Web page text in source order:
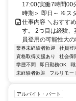
17:00(実働7時間00
時期＞ 即日～ ※ス
仕事内容 ＼おすす
す。 2つ目は経験
員登用の可能性大
業界未経験者歓迎 社員登
資格取得支援あり
社会保
学歴不問
即日勤務OK
未経験者歓迎
フルリモー
アルバイト・パート